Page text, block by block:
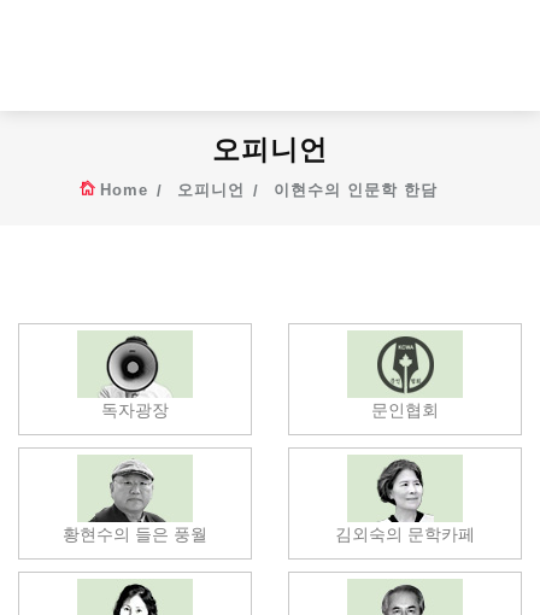
오피니언
Home 오피니언 이현수의 인문학 한담
독자광장 문인협회
황현수의 들은 풍월 김외숙의 문학카페